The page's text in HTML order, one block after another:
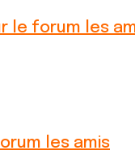
le forum les
les amis